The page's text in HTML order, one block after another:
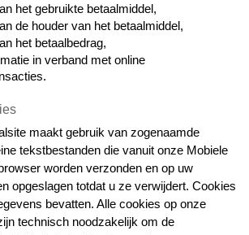
het gebruikte betaalmiddel,
de houder van het betaalmiddel,
het betaalbedrag,
in verband met online
maakt gebruik van zogenaamde
tekstbestanden die vanuit onze Mobiele
worden verzonden en op uw
opgeslagen totdat u ze verwijdert. Cookies
bevatten. Alle cookies op onze
technisch noodzakelijk om de